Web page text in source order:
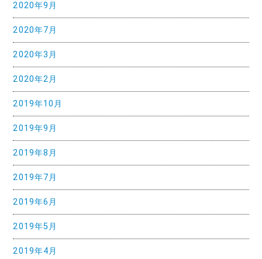
2020年9月
2020年7月
2020年3月
2020年2月
2019年10月
2019年9月
2019年8月
2019年7月
2019年6月
2019年5月
2019年4月